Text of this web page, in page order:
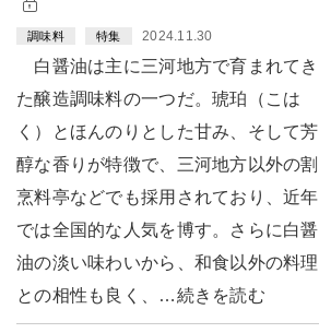
調味料 特集 2024.11.30
白醤油は主に三河地方で育まれてき
た醸造調味料の一つだ。琥珀（こは
く）とほんのりとした甘み、そして芳
醇な香りが特徴で、三河地方以外の割
烹料亭などでも採用されており、近年
では全国的な人気を博す。さらに白醤
油の淡い味わいから、和食以外の料理
との相性も良く、…続きを読む